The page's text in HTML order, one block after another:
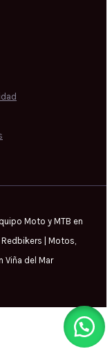
Moto y MTB en
| Motos,
Viña del Mar